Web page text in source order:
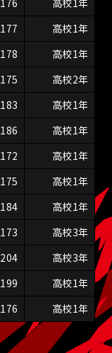
176
高校1年
177
高校1年
178
高校1年
175
高校2年
183
高校1年
186
高校1年
172
高校1年
175
高校1年
184
高校1年
173
高校3年
204
高校3年
199
高校1年
176 高校1年